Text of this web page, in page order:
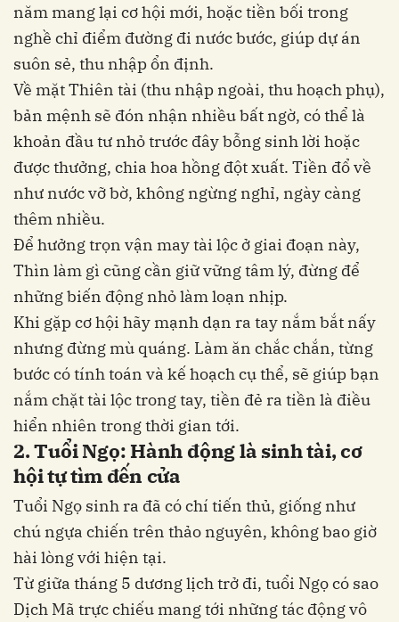
năm mang lại cơ hội mới, hoặc tiền bối trong
nghề chỉ điểm đường đi nước bước, giúp dự án
suôn sẻ, thu nhập ổn định.
Về mặt Thiên tài (thu nhập ngoài, thu hoạch phụ),
bản mệnh sẽ đón nhận nhiều bất ngờ, có thể là
khoản đầu tư nhỏ trước đây bỗng sinh lời hoặc
được thưởng, chia hoa hồng đột xuất. Tiền đổ về
như nước vỡ bờ, không ngừng nghỉ, ngày càng
thêm nhiều.
Để hưởng trọn vận may tài lộc ở giai đoạn này,
Thìn làm gì cũng cần giữ vững tâm lý, đừng để
những biến động nhỏ làm loạn nhịp.
Khi gặp cơ hội hãy mạnh dạn ra tay nắm bắt nấy
nhưng đừng mù quáng. Làm ăn chắc chắn, từng
bước có tính toán và kế hoạch cụ thể, sẽ giúp bạn
nắm chặt tài lộc trong tay, tiền đẻ ra tiền là điều
hiển nhiên trong thời gian tới.
2. Tuổi Ngọ: Hành động là sinh tài, cơ
hội tự tìm đến cửa
Tuổi Ngọ sinh ra đã có chí tiến thủ, giống như
chú ngựa chiến trên thảo nguyên, không bao giờ
hài lòng với hiện tại.
Từ giữa tháng 5 dương lịch trở đi, tuổi Ngọ có sao
Dịch Mã trực chiếu mang tới những tác động vô